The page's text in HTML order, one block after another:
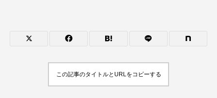
この記事のタイトルとURLをコピーする